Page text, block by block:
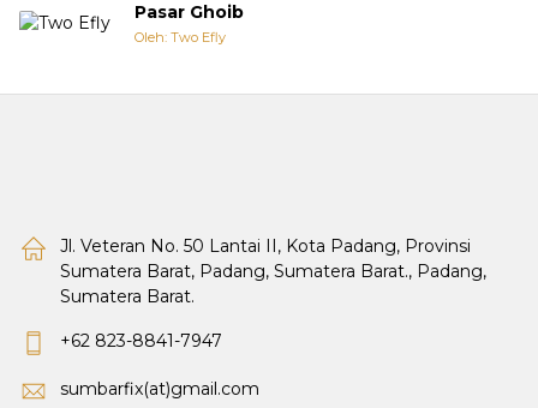
Pasar Ghoib
Oleh: Two Efly
Jl. Veteran No. 50 Lantai II, Kota Padang, Provinsi
Sumatera Barat, Padang, Sumatera Barat., Padang,
Sumatera Barat.
+62 823-8841-7947
sumbarfix(at)gmail.com